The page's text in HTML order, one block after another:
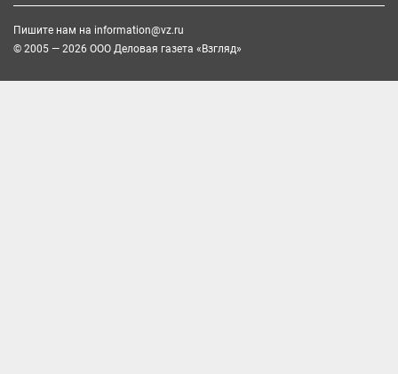
Пишите нам на information@vz.ru
© 2005 — 2026 ООО Деловая газета «Взгляд»